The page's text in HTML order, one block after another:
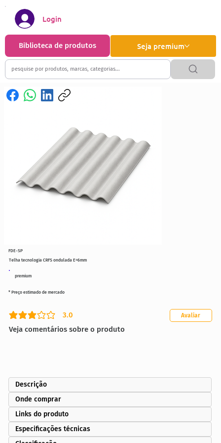
Seja premium
Biblioteca de produtos
Login
premium
Telha tecnologia CRFS ondulada E=6mm
3.0
classificação média é 3 de 5
Veja comentários sobre o produto
Avaliar
* Preço estimado de mercado
FDE-SP
Descrição
Onde comprar
Links do produto
Especificações técnicas